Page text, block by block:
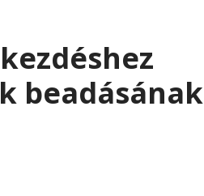
beadásának